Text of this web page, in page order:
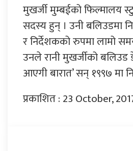
मुखर्जी मुम्बईको फिल्मालय
सदस्य हुन् । उनी बलिउडमा
र निर्देशकको रुपमा लामो
उनले रानी मुखर्जीको बलिउड
आएगी बारात’ सन् १९९७ मा
प्रकाशित : 23 October,